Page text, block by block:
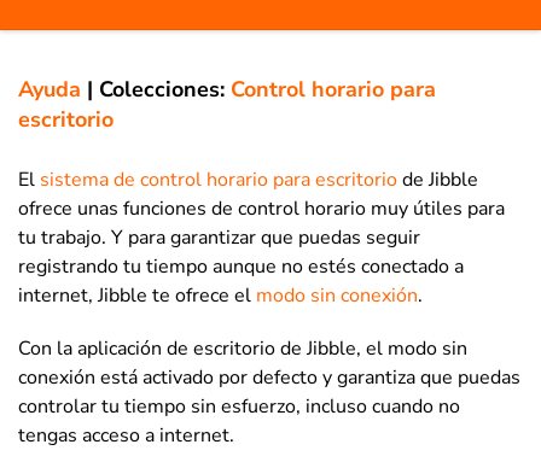
Ayuda | Colecciones: Control horario para
escritorio
El sistema de control horario para escritoriode Jibble
ofrece unas funciones de control horario muy útiles para
tu trabajo. Y para garantizar que puedas seguir
registrando tu tiempo aunque no estés conectado a
internet, Jibble te ofrece el modo sin conexión.
Con la aplicación de escritorio de Jibble, el modo sin
conexión está activado por defecto y garantiza que puedas
controlar tu tiempo sin esfuerzo, incluso cuando no
tengas acceso a internet.